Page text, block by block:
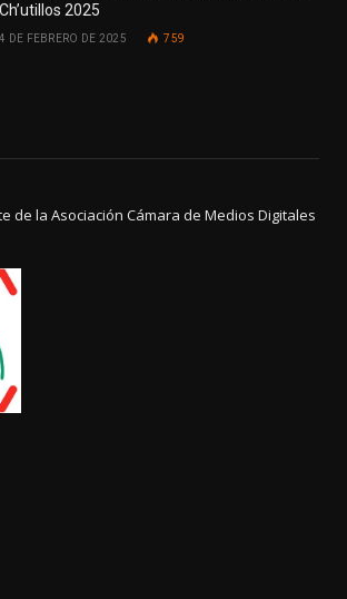
Ch’utillos 2025
4 DE FEBRERO DE 2025 759
de la Asociación Cámara de Medios Digitales